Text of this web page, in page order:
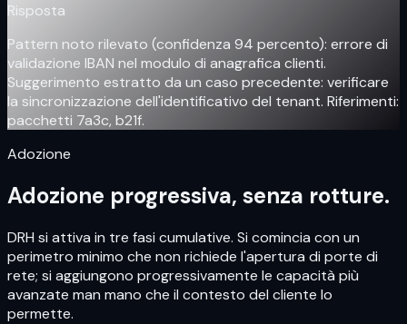
Risposta
Pattern noto rilevato (confidenza 94 percento): errore di
validazione IBAN nel modulo di anagrafica clienti.
Suggerimento estratto da un caso precedente: verificare
la sincronizzazione dell'identificativo del tenant. Riferimenti:
pacchetti 7a3c, b21f.
Adozione
Adozione progressiva, senza rotture.
DRH si attiva in tre fasi cumulative. Si comincia con un
perimetro minimo che non richiede l'apertura di porte di
rete; si aggiungono progressivamente le capacità più
avanzate man mano che il contesto del cliente lo
permette.